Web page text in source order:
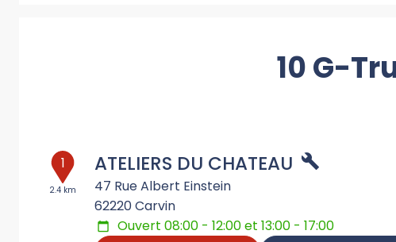
10 G-
1
2.4 km
ATELIERS DU CHATEAU
47 Rue Albert Einstein
62220Carvin
Ouvert 08:00 - 12:00 et 13:00 - 17:00